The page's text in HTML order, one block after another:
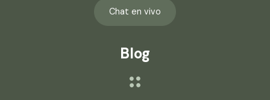
Chat en vivo
Blog